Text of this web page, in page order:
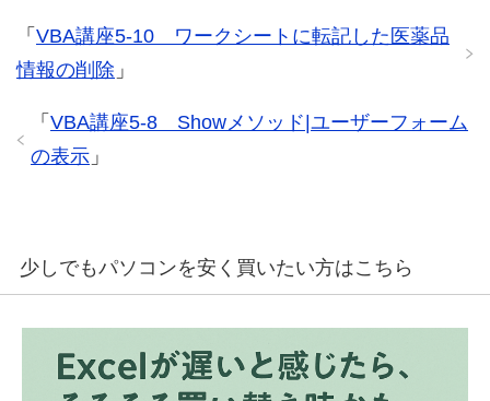
「 VBA講座5-10 ワークシートに転記した医薬品
情報の削除 」
「 VBA講座5-8 Showメソッド|ユーザーフォーム
の表示 」
少しでもパソコンを安く買いたい方はこちら